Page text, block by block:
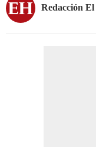
Redacción